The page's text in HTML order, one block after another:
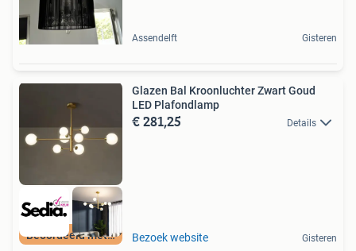
Assendelft Gisteren
Beoordeeld met 9+
Glazen Bal Kroonluchter Zwart Goud
LED Plafondlamp
€ 281,25 Details
Bezoek website Gisteren